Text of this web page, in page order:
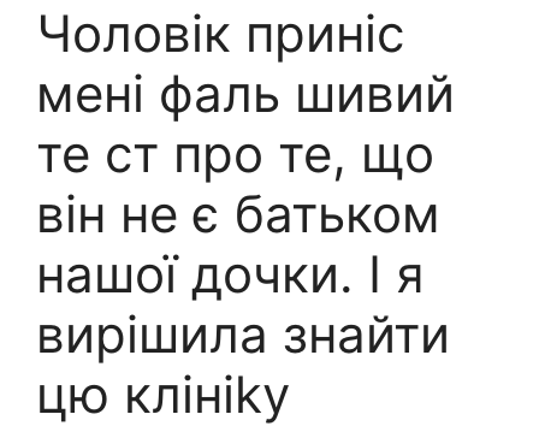
Чоловік приніс
мені фаль шивий
те ст про те, що
він не є батьком
нашої дочки. І я
вирішила знайти
цю клініkу